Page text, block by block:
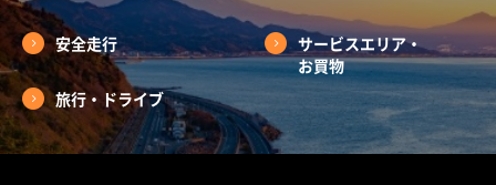
安全走行
サービスエリア・
お買物
旅行・ドライブ